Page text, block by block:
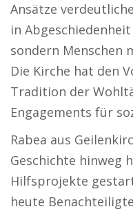
Ansätze
in
sondern Menschen
Die Kirche hat den
Tradition der
Engagements für
Rabea aus
Geschichte hinweg
Hilfsprojekte
heute